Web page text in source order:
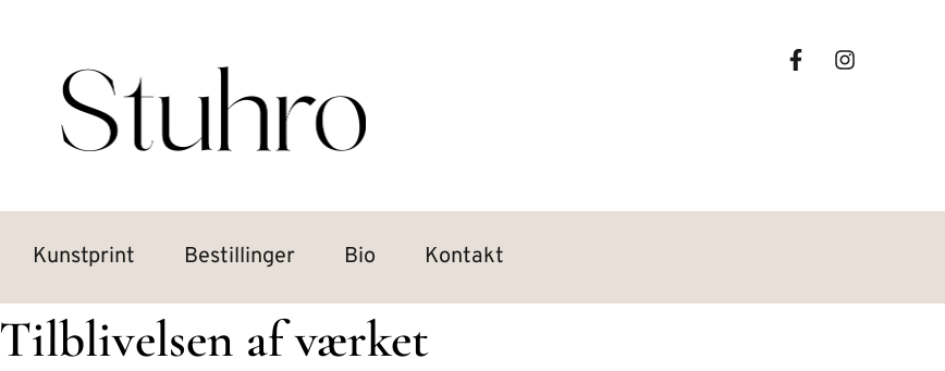
Kunstprint Bestillinger Bio Kontakt
Tilblivelsen af værket